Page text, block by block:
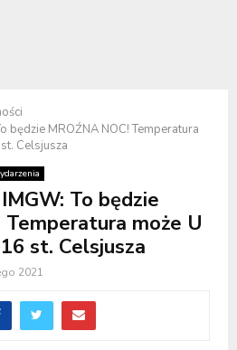
będzie MROŹNA NOC! Temperatura
Celsjusza
To będzie
Temperatura może U
st. Celsjusza
2021